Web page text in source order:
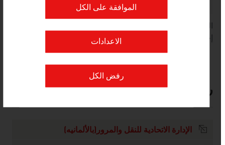
listen
links
رابط إلكتروني
الإدارة الاتحادية للنقل والمرور(بالألمانيه)
الموافقة على الكل
الاعدادات
رفض الكل